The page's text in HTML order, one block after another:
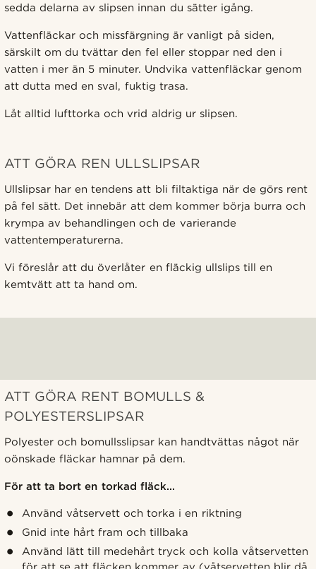
sedda delarna av slipsen innan du sätter igång.
Vattenfläckar och missfärgning är vanligt på siden,
särskilt om du tvättar den fel eller stoppar ned den i
vatten i mer än 5 minuter. Undvika vattenfläckar genom
att dutta med en sval, fuktig trasa.
Låt alltid lufttorka och vrid aldrig ur slipsen.
ATT GÖRA REN ULLSLIPSAR
Ullslipsar har en tendens att bli filtaktiga när de görs rent
på fel sätt. Det innebär att dem kommer börja burra och
krympa av behandlingen och de varierande
vattentemperaturerna.
Vi föreslår att du överlåter en fläckig ullslips till en
kemtvätt att ta hand om.
ATT GÖRA RENT BOMULLS &
POLYESTERSLIPSAR
Polyester och bomullsslipsar kan handtvättas något när
oönskade fläckar hamnar på dem.
För att ta bort en torkad fläck...
Använd våtservett och torka i en riktning
Gnid inte hårt fram och tillbaka
Använd lätt till medehårt tryck och kolla våtservetten